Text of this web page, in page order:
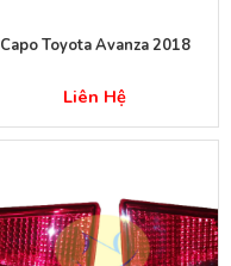
Capo Toyota Avanza 2018
Liên Hệ